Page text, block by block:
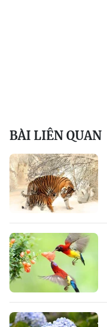
BÀI LIÊN QUAN